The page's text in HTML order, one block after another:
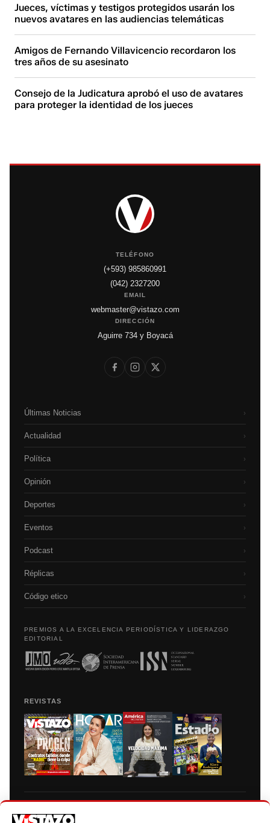
Jueces, víctimas y testigos protegidos usarán los
nuevos avatares en las audiencias telemáticas
Amigos de Fernando Villavicencio recordaron los
tres años de su asesinato
Consejo de la Judicatura aprobó el uso de avatares
para proteger la identidad de los jueces
TELÉFONO
(+593) 985860991
(042) 2327200
EMAIL
webmaster@vistazo.com
DIRECCIÓN
Aguirre 734 y Boyacá
Últimas Noticias ›
Actualidad ›
Política ›
Opinión ›
Deportes ›
Eventos ›
Podcast ›
Réplicas ›
Código etico ›
PREMIOS A LA EXCELENCIA PERIODÍSTICA Y LIDERAZGO
EDITORIAL
REVISTAS
autorización escrita de su titular, de todos los contenidos de Vistazo.com.